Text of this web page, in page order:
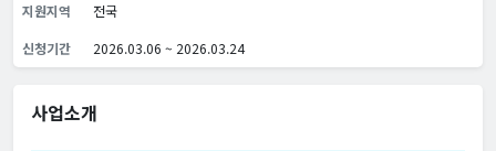
지원지역
전국
신청기간
2026.03.06 ~ 2026.03.24
사업소개